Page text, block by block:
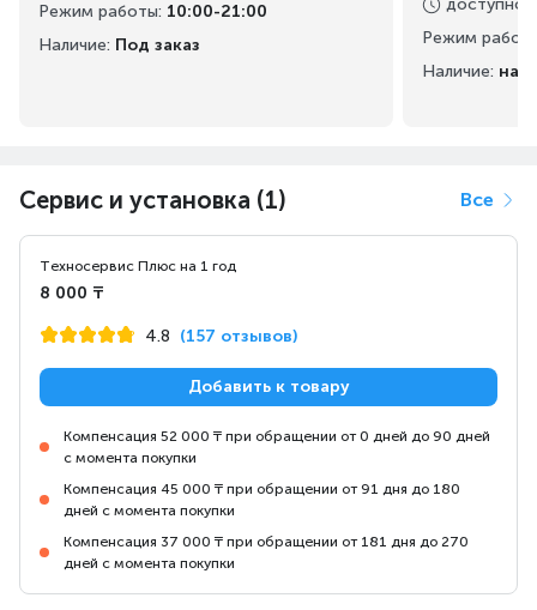
Режим работы: 10:00-21:00
Наличие: Под заказ
доступно
Режим
Наличие: на
Сервис и установка (1) Все
Техносервис Плюс на 1 год
8 000 ₸
4.8 (157 отзывов)
Добавить к товару
Компенсация 52 000 ₸ при обращении от 0 дней до 90 дней
с момента покупки
Компенсация 45 000 ₸ при обращении от 91 дня до 180
дней с момента покупки
Компенсация 37 000 ₸ при обращении от 181 дня до 270
дней с момента покупки